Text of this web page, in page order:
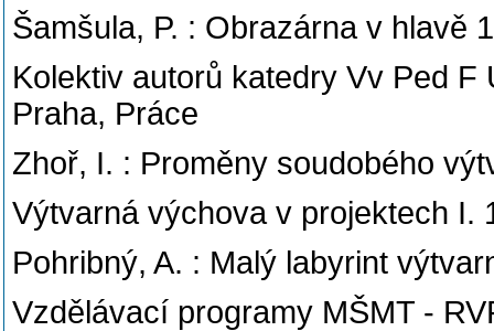
Šamšula, P. : Obrazárna v hlavě
Kolektiv autorů katedry Vv Ped
Praha, Práce
Zhoř, I. : Proměny soudobého
Výtvarná výchova v projektech I.
Pohribný, A. : Malý labyrint
Vzdělávací programy MŠMT -